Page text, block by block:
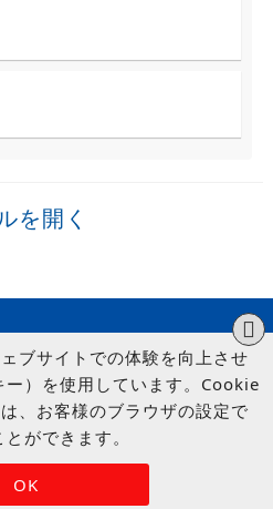
を開く
GROUP Co., Ltd.
OK
ブサイトでの体験を向上させ
）を使用しています。Cookie
、お客様のブラウザの設定で
ができます。